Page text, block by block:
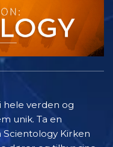
hele verden og
unik. Ta en
Kirken